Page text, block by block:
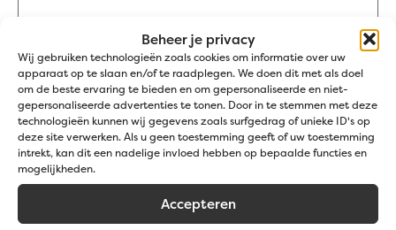
Beheer je privacy
Wij gebruiken technologieën zoals cookies om informatie over uw
apparaat op te slaan en/of te raadplegen. We doen dit met als doel
om de beste ervaring te bieden en om gepersonaliseerde en niet-
gepersonaliseerde advertenties te tonen. Door in te stemmen met deze
technologieën kunnen wij gegevens zoals surfgedrag of unieke ID's op
deze site verwerken. Als u geen toestemming geeft of uw toestemming
intrekt, kan dit een nadelige invloed hebben op bepaalde functies en
mogelijkheden.
Accepteren
0 van 600 max. aantal karakters
Bestand
Sleep bestanden hierheen of
Selecteer bestanden